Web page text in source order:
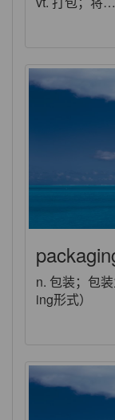
n. 包装；包
ing形式）